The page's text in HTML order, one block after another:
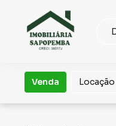
Venda Locação